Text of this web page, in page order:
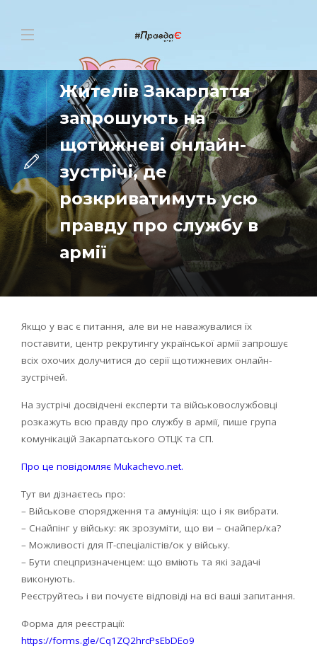
НОВИНИ
Жителів Закарпаття
запрошують на
щотижневі онлайн-
зустрічі, де
розкриватимуть усю
правду про службу в
армії
Якщо у вас є питання, але ви не наважувалися їх
поставити, центр рекрутингу української армії запрошує
всіх охочих долучитися до серії щотижневих онлайн-
зустрічей.
На зустрічі досвідчені експерти та військовослужбовці
розкажуть всю правду про службу в армії, пише група
комунікацій Закарпатського ОТЦК та СП.
Про це повідомляє Mukachevo.net.
Тут ви дізнаєтесь про:
– Військове спорядження та амуніція: що і як вибрати.
– Снайпінг у війську: як зрозуміти, що ви – снайпер/ка?
– Можливості для IT-спеціалістів/ок у війську.
– Бути спецпризначенцем: що вміють та які задачі
виконують.
Реєструйтесь і ви почуєте відповіді на всі ваші запитання.
Форма для реєстрації:
https://forms.gle/Cq1ZQ2hrcPsEbDEo9